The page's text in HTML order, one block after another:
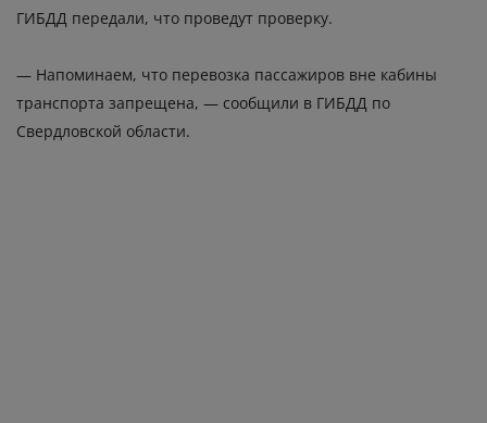
ГИБДД передали, что проведут проверку.
— Напоминаем, что перевозка пассажиров вне кабины
транспорта запрещена, — сообщили в ГИБДД по
Свердловской области.